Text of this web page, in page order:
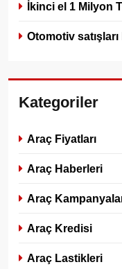
İkinci el 1 Milyon
Otomotiv satışları
Kategoriler
Araç Fiyatları
Araç Haberleri
Araç
Araç Kredisi
Araç Lastikleri